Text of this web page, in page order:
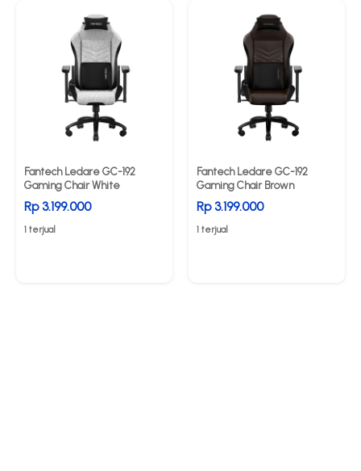
Fantech Ledare GC-192
Gaming Chair White
Rp 3.199.000
1 terjual
Fantech Ledare GC-192
Gaming Chair Brown
Rp 3.199.000
1 terjual